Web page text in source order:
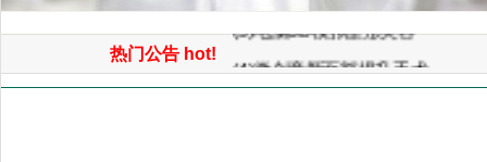
热门公告 hot! (4)微创童颜面部提升手术